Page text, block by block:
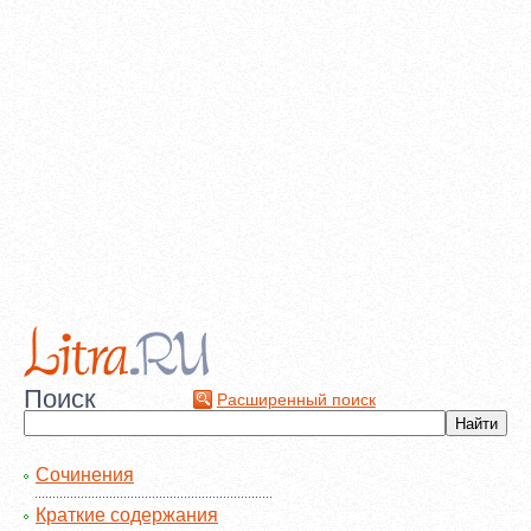
Поиск Расширенный поиск
Сочинения
Краткие содержания